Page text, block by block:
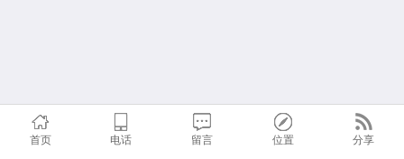
首页 电话 留言 位置 分享